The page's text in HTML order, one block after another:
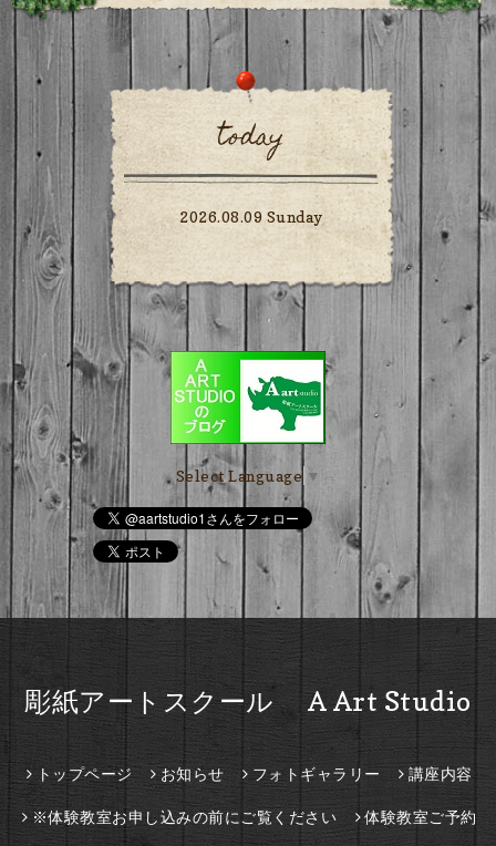
today
2026.08.09 Sunday
Select Language ▼
彫紙アートスクール A Art Studio
トップページ お知らせ フォトギャラリー 講座内容
※体験教室お申し込みの前にご覧ください 体験教室ご予約